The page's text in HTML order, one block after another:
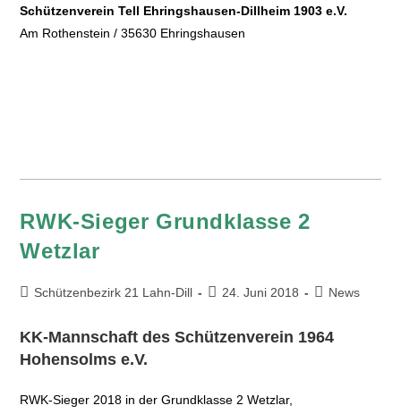
Schützenverein Tell Ehringshausen-Dillheim 1903 e.V.
Am Rothenstein / 35630 Ehringshausen
RWK-Sieger Grundklasse 2
Wetzlar
Schützenbezirk 21 Lahn-Dill 24. Juni 2018 News
KK-Mannschaft des Schützenverein 1964
Hohensolms e.V.
RWK-Sieger 2018 in der Grundklasse 2 Wetzlar,